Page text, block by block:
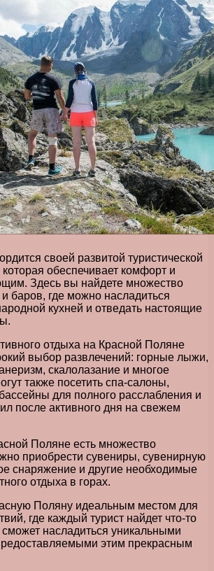
своей развитой туристической
обеспечивает комфорт и
Здесь вы найдете множество
баров, где можно насладиться
кухней и отведать настоящие
отдыха на Красной Поляне
выбор развлечений: горные лыжи,
скалолазание и многое
также посетить спа-салоны,
для полного расслабления и
после активного дня на свежем
Поляне есть множество
приобрести сувениры, сувенирную
снаряжение и другие необходимые
отдыха в горах.
Поляну идеальным местом для
где каждый турист найдет что-то
сможет насладиться уникальными
этим прекрасным